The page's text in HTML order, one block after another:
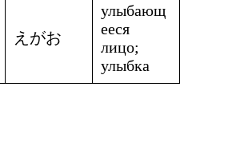
えがお
улыбающ
ееся
лицо;
улыбка